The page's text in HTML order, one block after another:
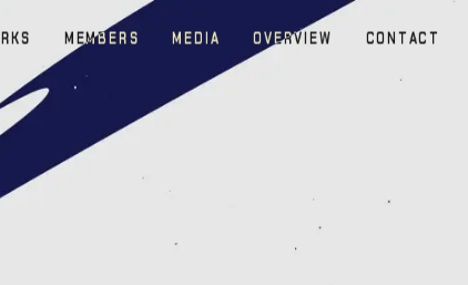
RKS MEMBERS MEDIA OVERVIEW CONTACT